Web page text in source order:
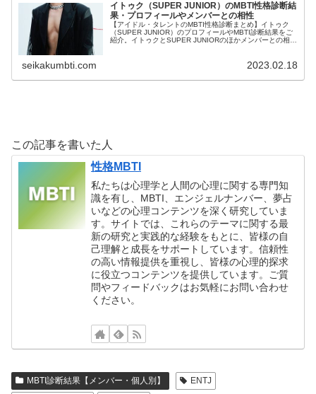
イトゥク（SUPER JUNIOR）のMBTI性格診断結
果・プロフィールやメンバーとの相性
【アイドル・タレントのMBTI性格診断まとめ】イトゥク
（SUPER JUNIOR）のプロフィールやMBTI診断結果をご
紹介。イトゥクとSUPER JUNIORのほかメンバーとの相性
seikakumbti.com 2023.02.18
この記事を書いた人
性格MBTI
私たちは心理学と人間の心理に関する専門知
識を有し、MBTI、エンジェルナンバー、夢占
いなどの心理コンテンツを深く研究していま
す。サイトでは、これらのテーマに関する最
新の研究と実践的な経験をもとに、皆様の自
己理解と成長をサポートしています。信頼性
の高い情報提供を重視し、皆様の心理的探求
に役立つコンテンツを提供しています。ご質
問やフィードバックはお気軽にお問い合わせ
ください。
MBTI診断結果【メンバー・個人別】
ENTJ